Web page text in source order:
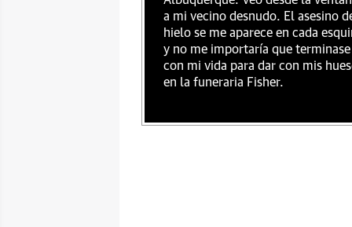
a mi vecino desnudo. El asesino
hielo se me aparece en cada
y no me importaría que terminase
con mi vida para dar con mis
en la funeraria Fisher.